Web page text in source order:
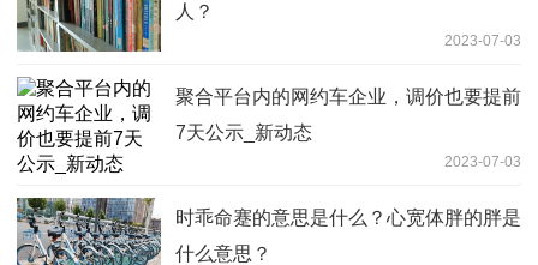
人？
2023-07-03
聚合平台内的网约车企业，调价也要提前
7天公示_新动态
2023-07-03
时乖命蹇的意思是什么？心宽体胖的胖是
什么意思？